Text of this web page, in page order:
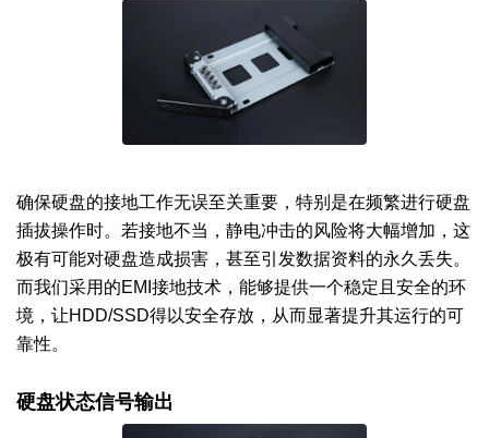
确保硬盘的接地工作无误至关重要，特别是在频繁进行硬盘
插拔操作时。若接地不当，静电冲击的风险将大幅增加，这
极有可能对硬盘造成损害，甚至引发数据资料的永久丢失。
而我们采用的EMI接地技术，能够提供一个稳定且安全的环
境，让HDD/SSD得以安全存放，从而显著提升其运行的可
靠性。
硬盘状态信号输出